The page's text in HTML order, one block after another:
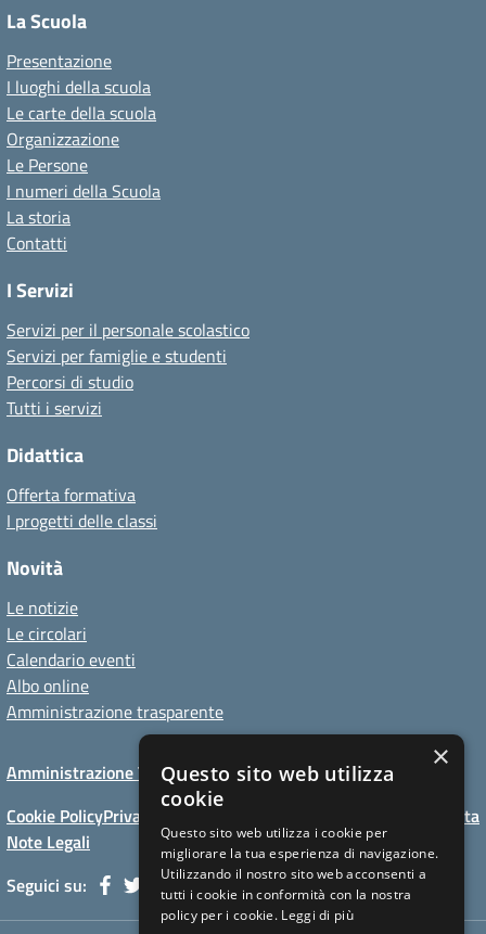
La Scuola
Presentazione
I luoghi della scuola
Le carte della scuola
Organizzazione
Le Persone
I numeri della Scuola
La storia
Contatti
I Servizi
Servizi per il personale scolastico
Servizi per famiglie e studenti
Percorsi di studio
Tutti i servizi
Didattica
Offerta formativa
I progetti delle classi
Novità
Le notizie
Le circolari
Calendario eventi
Albo online
Amministrazione trasparente
Amministrazione TrasparenteAlbo onlinePrivacy Policy
Cookie PolicyPrivacy Policy website
Dichiarazioni di accessibilita
Note Legali
Seguici su:
×
Questo sito web utilizza
cookie
Questo sito web utilizza i cookie per
migliorare la tua esperienza di navigazione.
Utilizzando il nostro sito web acconsenti a
tutti i cookie in conformità con la nostra
policy per i cookie. Leggi di più